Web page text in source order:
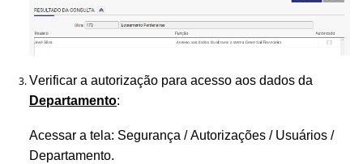
Verificar a autorização para acesso aos dados da
Departamento:
Acessar a tela: Segurança / Autorizações / Usuários /
Departamento.